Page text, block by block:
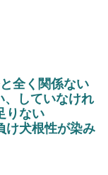
全く関係ない
、していなけれ
りない
け犬根性が染み